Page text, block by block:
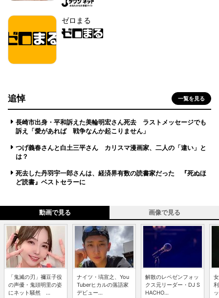
ゼロまる
追悼 一覧を見る
長崎市出身・平和訴えた美輪明宏さん死去 ラストメッセージでも
訴え「愛があれば 戦争なんか起こりません」
つげ義春さんと白土三平さん カリスマ漫画家、二人の「違い」と
は？
死去した丹羽宇一郎さんは、経済界有数の読書家だった 『死ぬほ
ど読書』ベストセラーに
動画で見る 画像で見る
「鬼滅の刃」禰豆子役
の声優・鬼頭明里の姿
にネット騒然 ...
ナイツ・塙宣之、You
Tuberヒカルの落語家
デビュー...
解散のレペゼンフォッ
クス元リーダー・DJ S
HACHO...